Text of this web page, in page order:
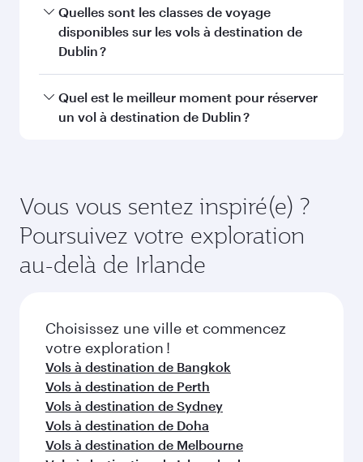
Vous pouvez voyager directement à Dublin
avec Qatar Airways. Nous desservons plus de
150 destinations via Doha, avec des
Quelles sont les classes de voyage
disponibles sur les vols à destination de
Dublin ?
La disponibilité des classes de voyage dépend
de l'itinéraire et de la compagnie aérienne
en Classe Économique. Les classes de voyage
disponibles peuvent varier sur les vols opérés
par nos partenaires. Veuillez vérifier les détails
du vol au moment de la réservation.
Quel est le meilleur moment pour réserver
un vol à destination de Dublin ?
meilleurs tarifs aux dates de votre choix. Les
tarifs varient en fonction de la demande
saisonnière, de la popularité de l'itinéraire et de
la disponibilité des classes de voyage.
Vous vous sentez inspiré(e) ?
Poursuivez votre exploration
au-delà de Irlande
Choisissez une ville et commencez
votre exploration !
Vols à destination de Bangkok
Vols à destination de Perth
Vols à destination de Sydney
Vols à destination de Doha
Vols à destination de Melbourne